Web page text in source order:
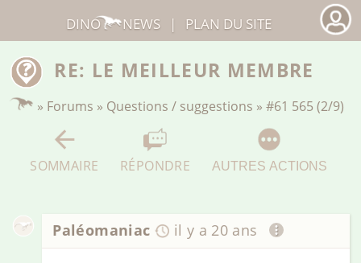
RE: LE MEILLEUR MEMBRE
» Forums » Questions / suggestions »#61 565 (2/9)
SOMMAIRE RÉPONDRE AUTRES ACTIONS
Paléomaniac il y a 20 ans
DINO NEWS | PLAN DU SITE